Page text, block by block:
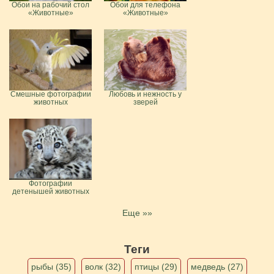
Обои на рабочий стол
«Животные»
Обои для телефона
«Животные»
Смешные фотографии
животных
Любовь и нежность у
зверей
Фотографии
детенышей животных
Еще »»
Теги
рыбы (35) волк (32) птицы (29) медведь (27)